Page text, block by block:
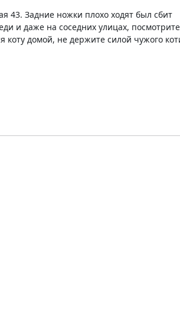
43. Задние ножки плохо ходят был сбит
и даже на соседних улицах, посмотрите
домой, не держите силой чужого